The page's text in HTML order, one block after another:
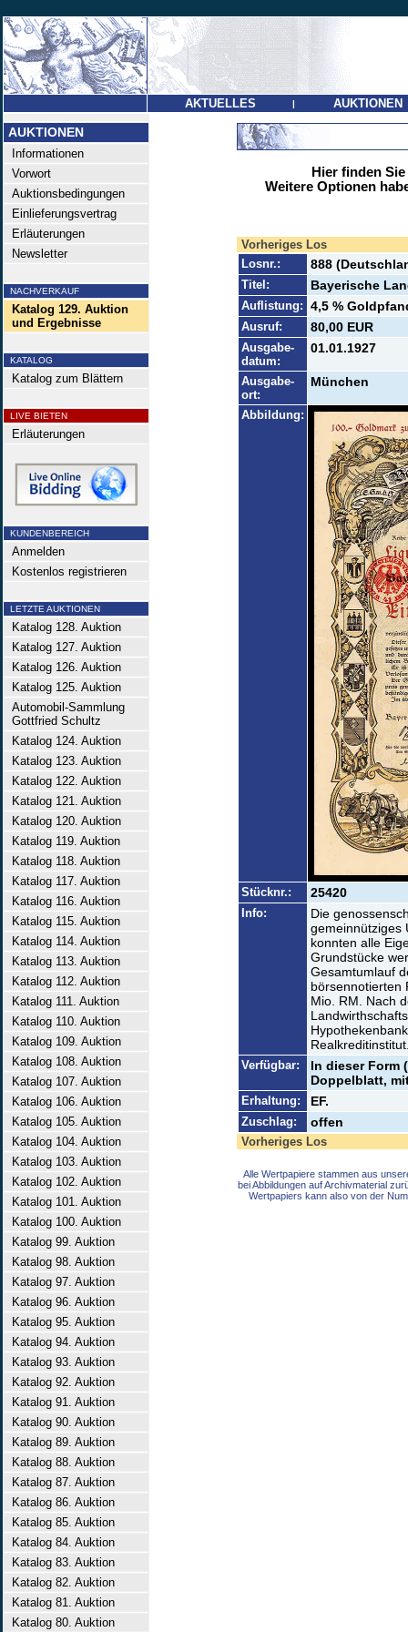
AKTUELLES | AUKTIONEN
AUKTIONEN
Informationen
Vorwort
Auktionsbedingungen
Einlieferungsvertrag
Erläuterungen
Newsletter
NACHVERKAUF
Katalog 129. Auktion
und Ergebnisse
KATALOG
Katalog zum Blättern
LIVE BIETEN
Erläuterungen
KUNDENBEREICH
Anmelden
Kostenlos registrieren
LETZTE AUKTIONEN
Katalog 128. Auktion
Katalog 127. Auktion
Katalog 126. Auktion
Katalog 125. Auktion
Automobil-Sammlung
Gottfried Schultz
Katalog 124. Auktion
Katalog 123. Auktion
Katalog 122. Auktion
Katalog 121. Auktion
Katalog 120. Auktion
Katalog 119. Auktion
Katalog 118. Auktion
Katalog 117. Auktion
Katalog 116. Auktion
Katalog 115. Auktion
Katalog 114. Auktion
Katalog 113. Auktion
Katalog 112. Auktion
Katalog 111. Auktion
Katalog 110. Auktion
Katalog 109. Auktion
Katalog 108. Auktion
Katalog 107. Auktion
Katalog 106. Auktion
Katalog 105. Auktion
Katalog 104. Auktion
Katalog 103. Auktion
Katalog 102. Auktion
Katalog 101. Auktion
Katalog 100. Auktion
Katalog 99. Auktion
Katalog 98. Auktion
Katalog 97. Auktion
Katalog 96. Auktion
Katalog 95. Auktion
Katalog 94. Auktion
Katalog 93. Auktion
Katalog 92. Auktion
Katalog 91. Auktion
Katalog 90. Auktion
Katalog 89. Auktion
Katalog 88. Auktion
Katalog 87. Auktion
Katalog 86. Auktion
Katalog 85. Auktion
Katalog 84. Auktion
Katalog 83. Auktion
Katalog 82. Auktion
Katalog 81. Auktion
Katalog 80. Auktion
Hier finden
Weitere Optionen
Vorheriges Los
Losnr.:
888
Titel: Bayerische
Auflistung: 4,5 %
Ausruf: 80,00 EUR
Ausgabe-
datum:
01.01.1927
Ausgabe-
ort:
München
Abbildung:
Stücknr.: 25420
Info:
Die
gemeinnütziges
konnten alle
Grundstücke
Gesamtumlauf
börsennotierten
Mio. RM. Nach
Verfügbar:
In dieser Form
Doppelblatt,
Erhaltung: EF.
Zuschlag: offen
Vorheriges Los
Alle Wertpapiere stammen aus
bei Abbildungen auf Archivmaterial
Wertpapiers kann also von der